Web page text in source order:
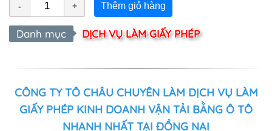
Thêm giỏ hàng
Danh mục DỊCH VỤ LÀM GIẤY PHÉP
CÔNG TY TÔ CHÂU CHUYÊN LÀM DỊCH VỤ LÀM
GIẤY PHÉP KINH DOANH VẬN TẢI BẰNG Ô TÔ
NHANH NHẤT TẠI ĐỒNG NAI